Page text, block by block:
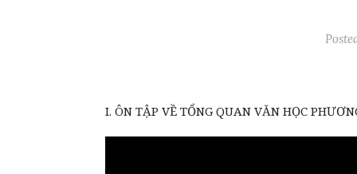
I. ÔN TẬP VỀ TỔNG QUAN VĂN HỌC